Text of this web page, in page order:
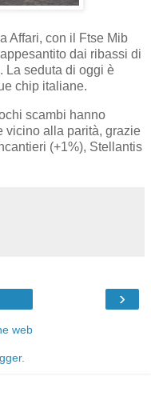
Affari, con il Ftse Mib
dai ribassi di
La seduta di oggi è
chip italiane.
scambi hanno
vicino alla parità, grazie
(+1%), Stellantis
›
web
.